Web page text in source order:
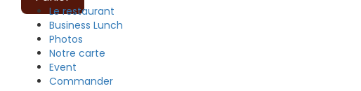
Le restaurant
Business Lunch
Photos
Notre carte
Event
Commander